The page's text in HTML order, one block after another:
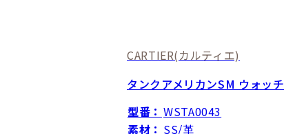
CARTIER(カルティエ)
タンクアメリカンSM ウォッチ
型番： WSTA0043
素材： SS/革